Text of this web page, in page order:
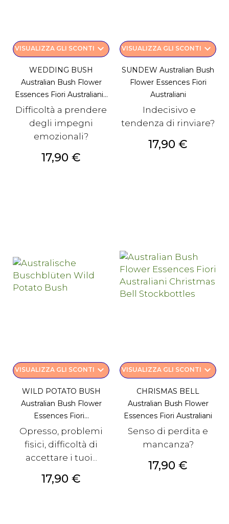
VISUALIZZA GLI SCONTI keyboard_arrow_down
WEDDING BUSH
Australian Bush Flower
Essences Fiori Australiani...
Difficoltà a prendere
degli impegni
emozionali?
Prezzo
17,90 €
VISUALIZZA GLI SCONTI keyboard_arrow_down
SUNDEW Australian Bush
Flower Essences Fiori
Australiani
Indecisivo e
tendenza di rinviare?
Prezzo
17,90 €
VISUALIZZA GLI SCONTI keyboard_arrow_down
WILD POTATO BUSH
Australian Bush Flower
Essences Fiori...
Opresso, problemi
fisici, difficoltà di
accettare i tuoi...
Prezzo
17,90 €
VISUALIZZA GLI SCONTI keyboard_arrow_down
CHRISMAS BELL
Australian Bush Flower
Essences Fiori Australiani
Senso di perdita e
mancanza?
Prezzo
17,90 €